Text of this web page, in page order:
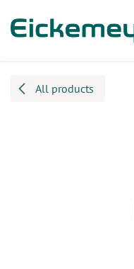
All products